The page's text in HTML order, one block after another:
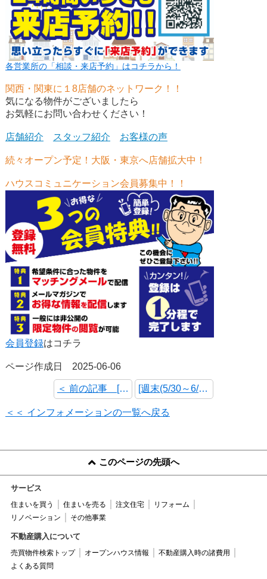
各営業所の「相談・来店予約」はコチラから！
関西・関東に１8店舗のネットワーク！！
気になる物件がございましたら
お気軽にお問い合わせください！
店舗紹介 スタッフ紹介 お客様の声
続々オープン予定！大阪・東京へ店舗拡大中！
ハウスコミュニケーション会員募集中！！
会員登録はコチラ
ページ作成日 2025-06-06
＜ 前の記事 [6月7日(土)～6月8日(日) オープンハウス・予約制内覧会 開催情報] [週末(5/30～6/1)のＷＥＢチラシを更新しました！] 次の記事 ＞
＜＜ インフォメーションの一覧へ戻る
このページの先頭へ
サービス
住まいを買う 住まいを売る 注文住宅
リフォーム
リノベーション
その他事業
不動産購入について
売買物件検索トップ オープンハウス情報
不動産購入時の諸費用
よくある質問